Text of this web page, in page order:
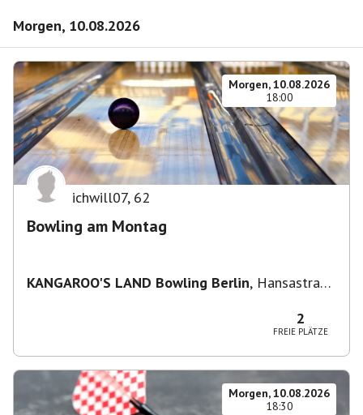
Morgen, 10.08.2026
Morgen, 10.08.2026
18:00
ichwill07, 62
Bowling am Montag
KANGAROO'S LAND Bowling Berlin, Hansastraße
2
FREIE PLÄTZE
Morgen, 10.08.2026
18:30